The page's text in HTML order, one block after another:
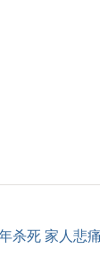
杀死 家人悲